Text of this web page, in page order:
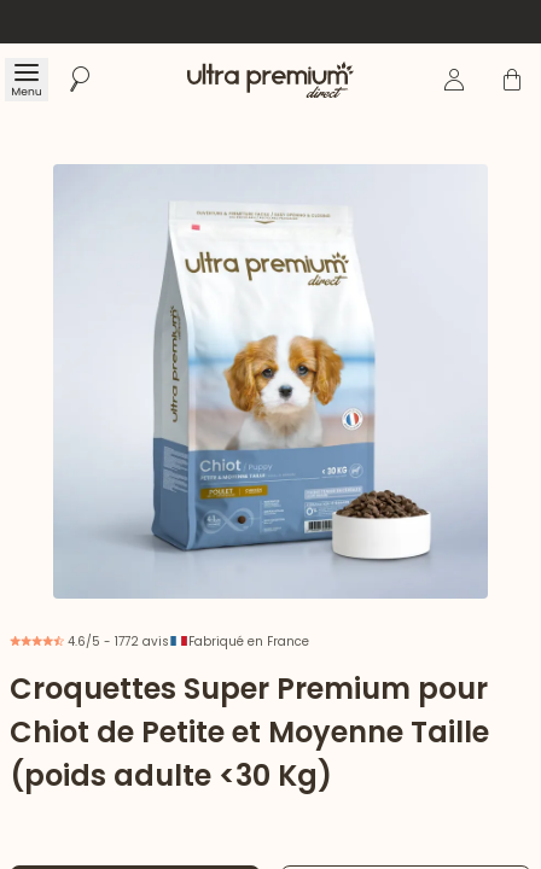
Menu Rechercher Accueil Se Panier
4.6/5 - 1772 avis Fabriqué en France
Croquettes Super Premium pour
Chiot de Petite et Moyenne Taille
(poids adulte <30 Kg)